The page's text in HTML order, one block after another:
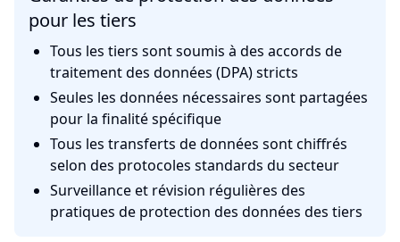
pour les tiers
Tous les tiers sont soumis à des accords de
traitement des données (DPA) stricts
Seules les données nécessaires sont partagées
pour la finalité spécifique
Tous les transferts de données sont chiffrés
selon des protocoles standards du secteur
Surveillance et révision régulières des
pratiques de protection des données des tiers